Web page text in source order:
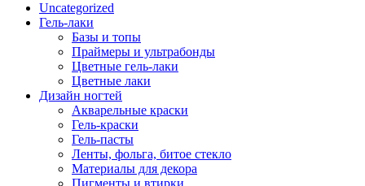
Uncategorized
Гель-лаки
Базы и топы
Праймеры и ультрабонды
Цветные гель-лаки
Цветные лаки
Дизайн ногтей
Акварельные краски
Гель-краски
Гель-пасты
Ленты, фольга, битое стекло
Материалы для декора
Пигменты и втирки